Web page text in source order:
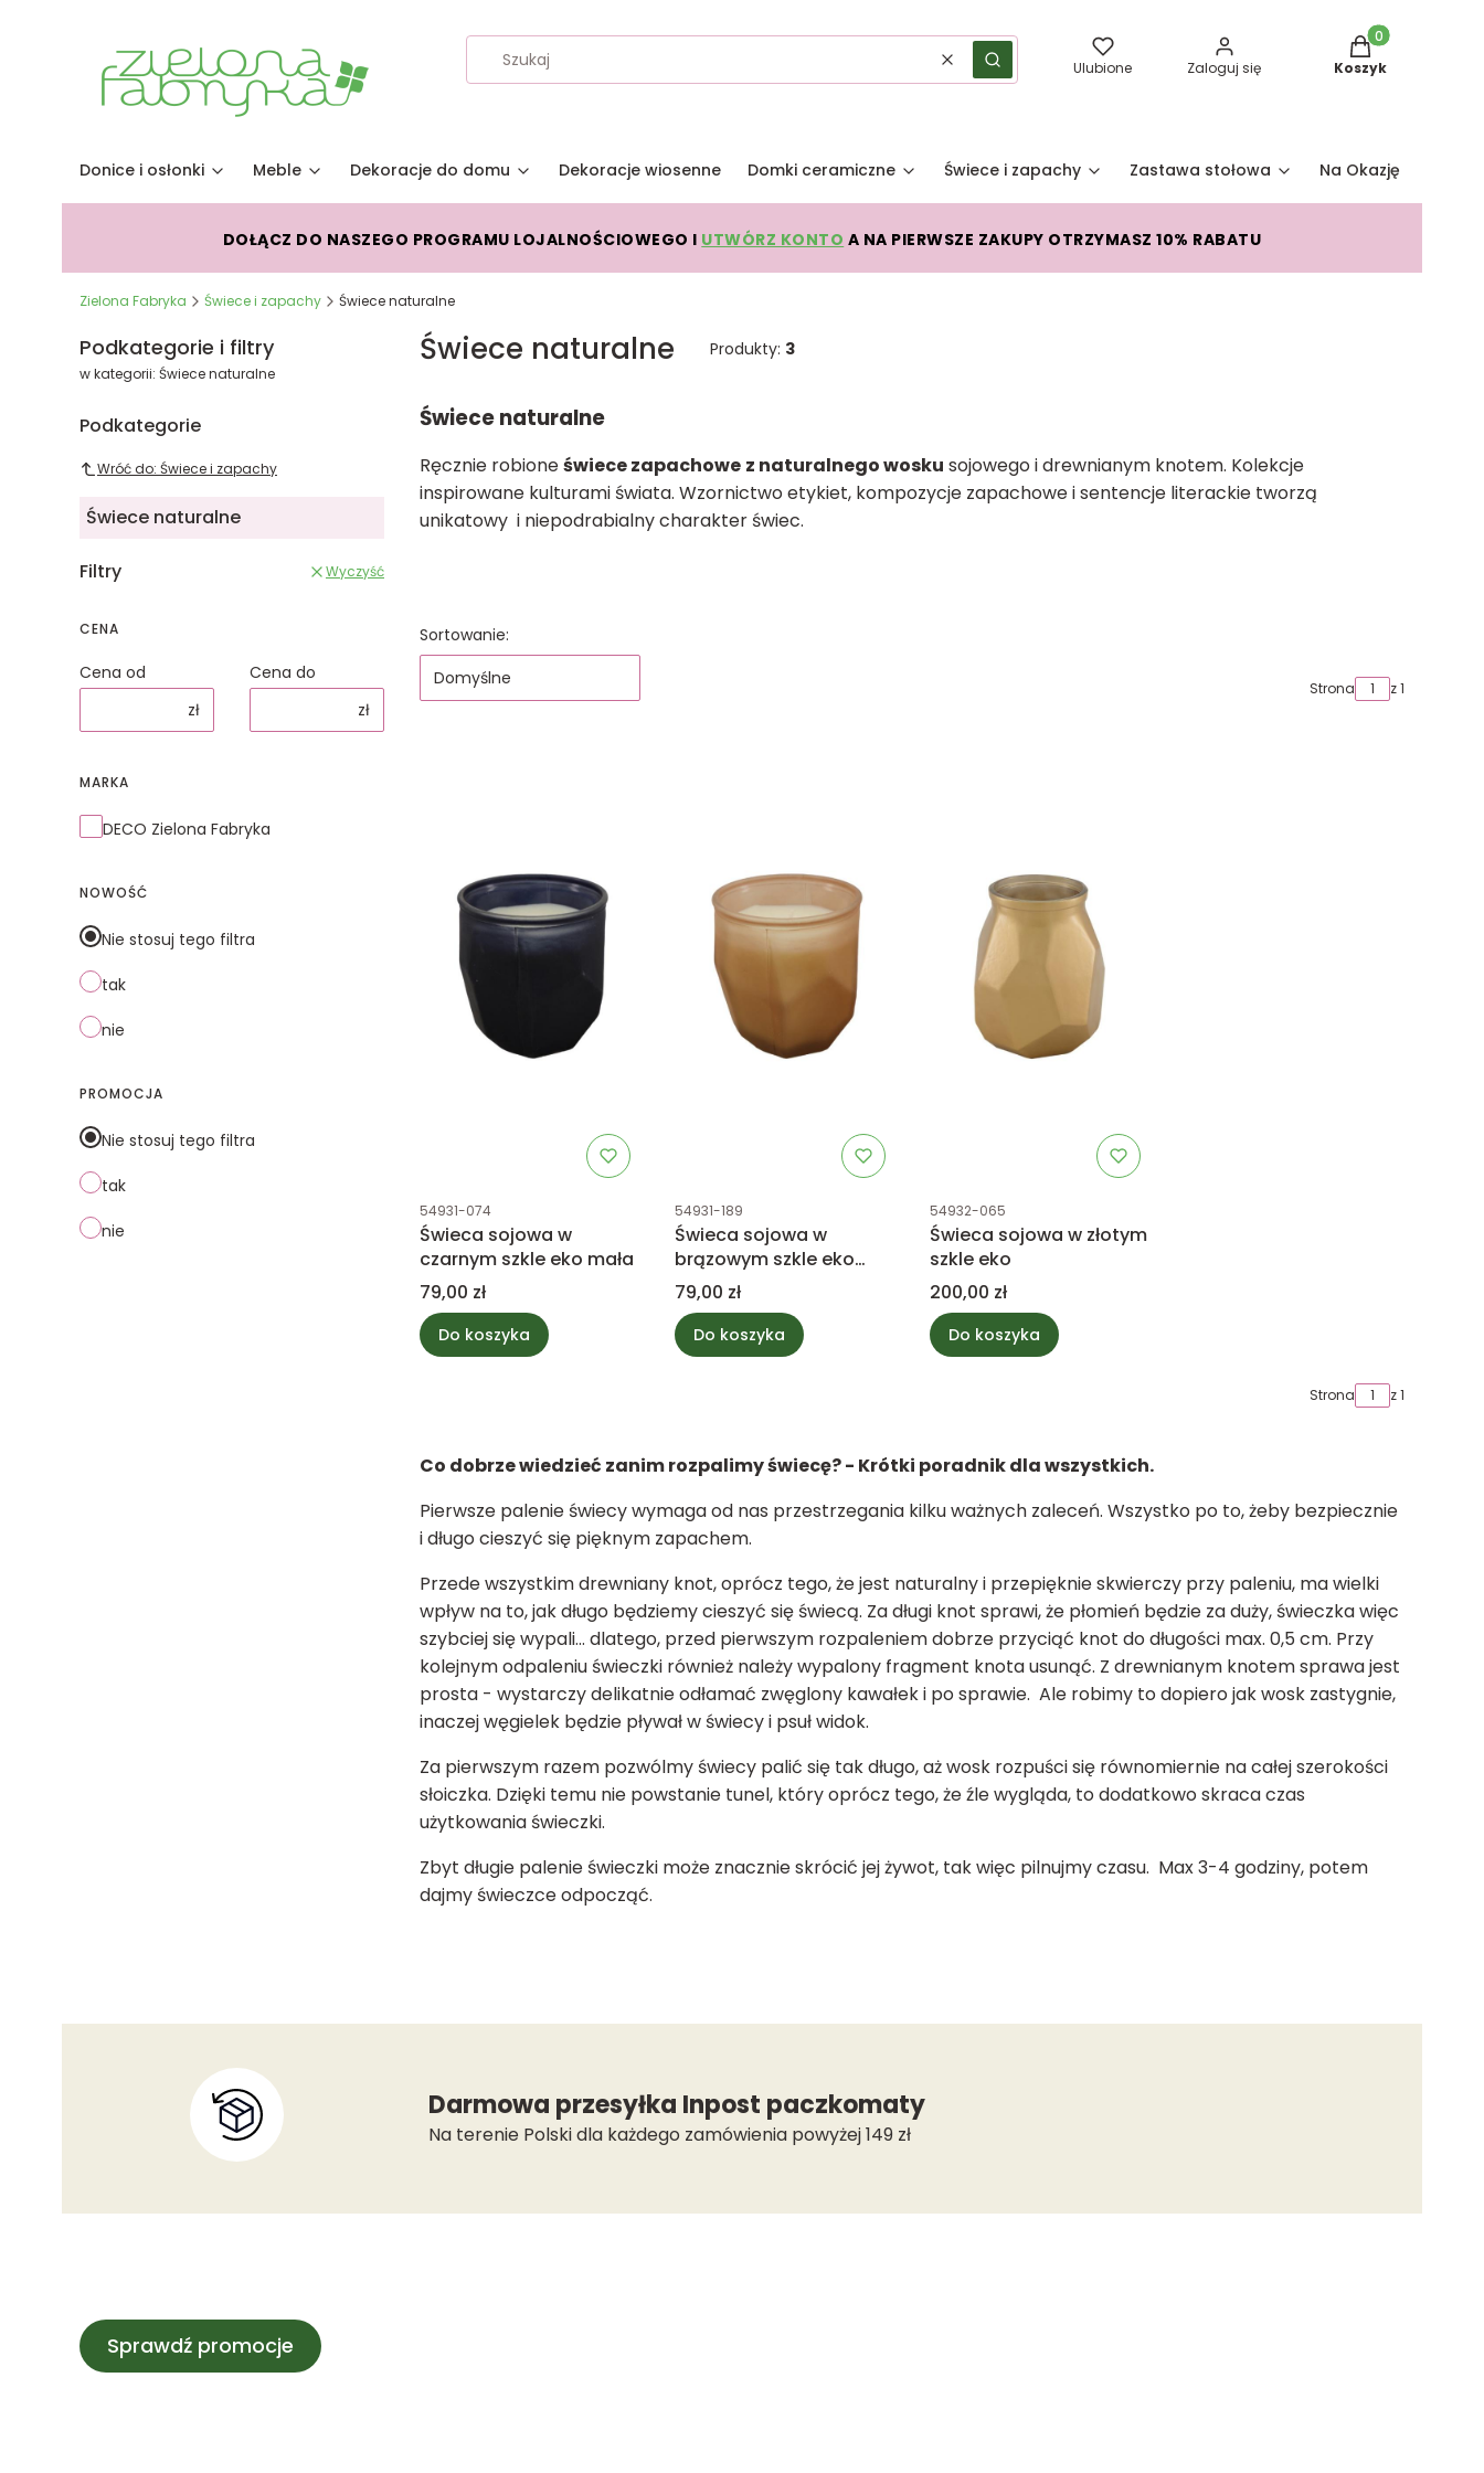
WyczyśćSzukaj Ulubione Zaloguj się
Produkty w
Koszyk
Donice i osłonki Meble Dekoracje do domu Dekoracje wiosenne Domki ceramiczne Świece i zapachy Zastawa stołowa Na Okazję
DOŁĄCZ DO NASZEGO PROGRAMU LOJALNOŚCIOWEGO I UTWÓRZ KONTO A NA PIERWSZE ZAKUPY OTRZYMASZ 10% RABATU
Zielona Fabryka Świece i zapachy Świece naturalne
Podkategorie i filtry
w kategorii: Świece naturalne
Podkategorie
Wróć do: Świece i zapachy
Świece naturalne
Filtry Wyczyść
CENA
Cena od
zł
Cena do
zł
MARKA
Marka
DECO Zielona Fabryka
NOWOŚĆ
Nie stosuj tego filtra
tak
nie
PROMOCJA
Nie stosuj tego filtra
tak
nie
Świece naturalne Produkty: 3
Świece naturalne
Ręcznie robioneświece zapachowe z naturalnego wosku sojowego i drewnianym knotem. Kolekcje
inspirowane kulturami świata. Wzornictwo etykiet, kompozycje zapachowe i sentencje literackie tworzą
unikatowy i niepodrabialny charakter świec.
Lista produktów
Sortowanie:
Domyślne
Strona z 1
Kod produktu
54931-074
Świeca sojowa w
czarnym szkle eko mała
Cena
79,00 zł
Do koszyka
Kod produktu
54931-189
Świeca sojowa w
brązowym szkle eko
mała
Cena
79,00 zł
Do koszyka
Kod produktu
54932-065
Świeca sojowa w złotym
szkle eko
Cena
200,00 zł
Do koszyka
Strona z 1
Co dobrze wiedzieć zanim rozpalimy świecę? - Krótki poradnik dla wszystkich.
Pierwsze palenie świecy wymaga od nas przestrzegania kilku ważnych zaleceń. Wszystko po to, żeby bezpiecznie
i długo cieszyć się pięknym zapachem.
Przede wszystkim drewniany knot, oprócz tego, że jest naturalny i przepięknie skwierczy przy paleniu, ma wielki
wpływ na to, jak długo będziemy cieszyć się świecą. Za długi knot sprawi, że płomień będzie za duży, świeczka więc
szybciej się wypali... dlatego, przed pierwszym rozpaleniem dobrze przyciąć knot do długości max. 0,5 cm. Przy
kolejnym odpaleniu świeczki również należy wypalony fragment knota usunąć. Z drewnianym knotem sprawa jest
prosta - wystarczy delikatnie odłamać zwęglony kawałek i po sprawie. Ale robimy to dopiero jak wosk zastygnie,
inaczej węgielek będzie pływał w świecy i psuł widok.
Za pierwszym razem pozwólmy świecy palić się tak długo, aż wosk rozpuści się równomiernie na całej szerokości
słoiczka. Dzięki temu nie powstanie tunel, który oprócz tego, że źle wygląda, to dodatkowo skraca czas
użytkowania świeczki.
Zbyt długie palenie świeczki może znacznie skrócić jej żywot, tak więc pilnujmy czasu. Max 3-4 godziny, potem
dajmy świeczce odpocząć.
Darmowa przesyłka Inpost paczkomaty
Na terenie Polski dla każdego zamówienia powyżej 149 zł
Sprawdź promocje